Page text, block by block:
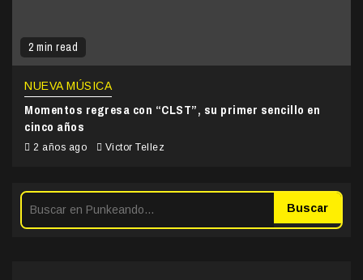
2 min read
NUEVA MÚSICA
Momentos regresa con “CLST”, su primer sencillo en
cinco años
2 años ago Victor Tellez
Buscar